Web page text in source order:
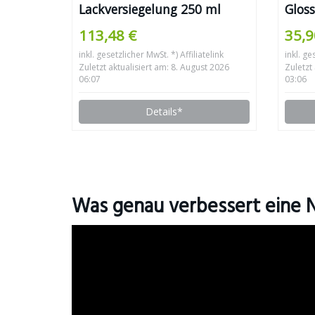
Lackversiegelung 250 ml
113,48 €
inkl. gesetzlicher MwSt. *) Affiliatelink
Zuletzt aktualisiert am: 8. August 2026
06:07
Details*
inkl.
Zuletzt
03:06
Was genau verbessert eine